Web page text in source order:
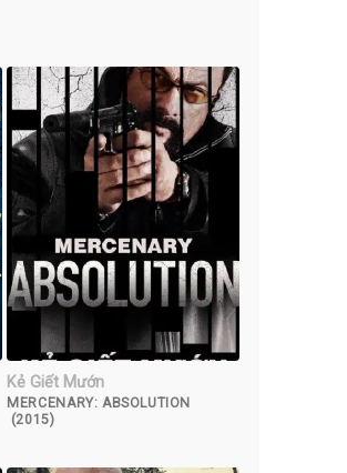
Kẻ Giết Mướn
MERCENARY: ABSOLUTION
(2015)